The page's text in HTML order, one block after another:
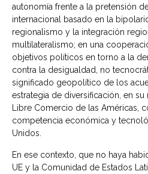
autonomía frente a la pretensión
internacional basado en la
regionalismo y la integración
multilateralismo; en una
objetivos políticos en torno a la
contra la desigualdad, no
significado geopolítico de los
estrategia de diversificación, en
Libre Comercio de las Américas,
competencia económica y
Unidos.
En ese contexto, que no haya
UE y la Comunidad de Estados